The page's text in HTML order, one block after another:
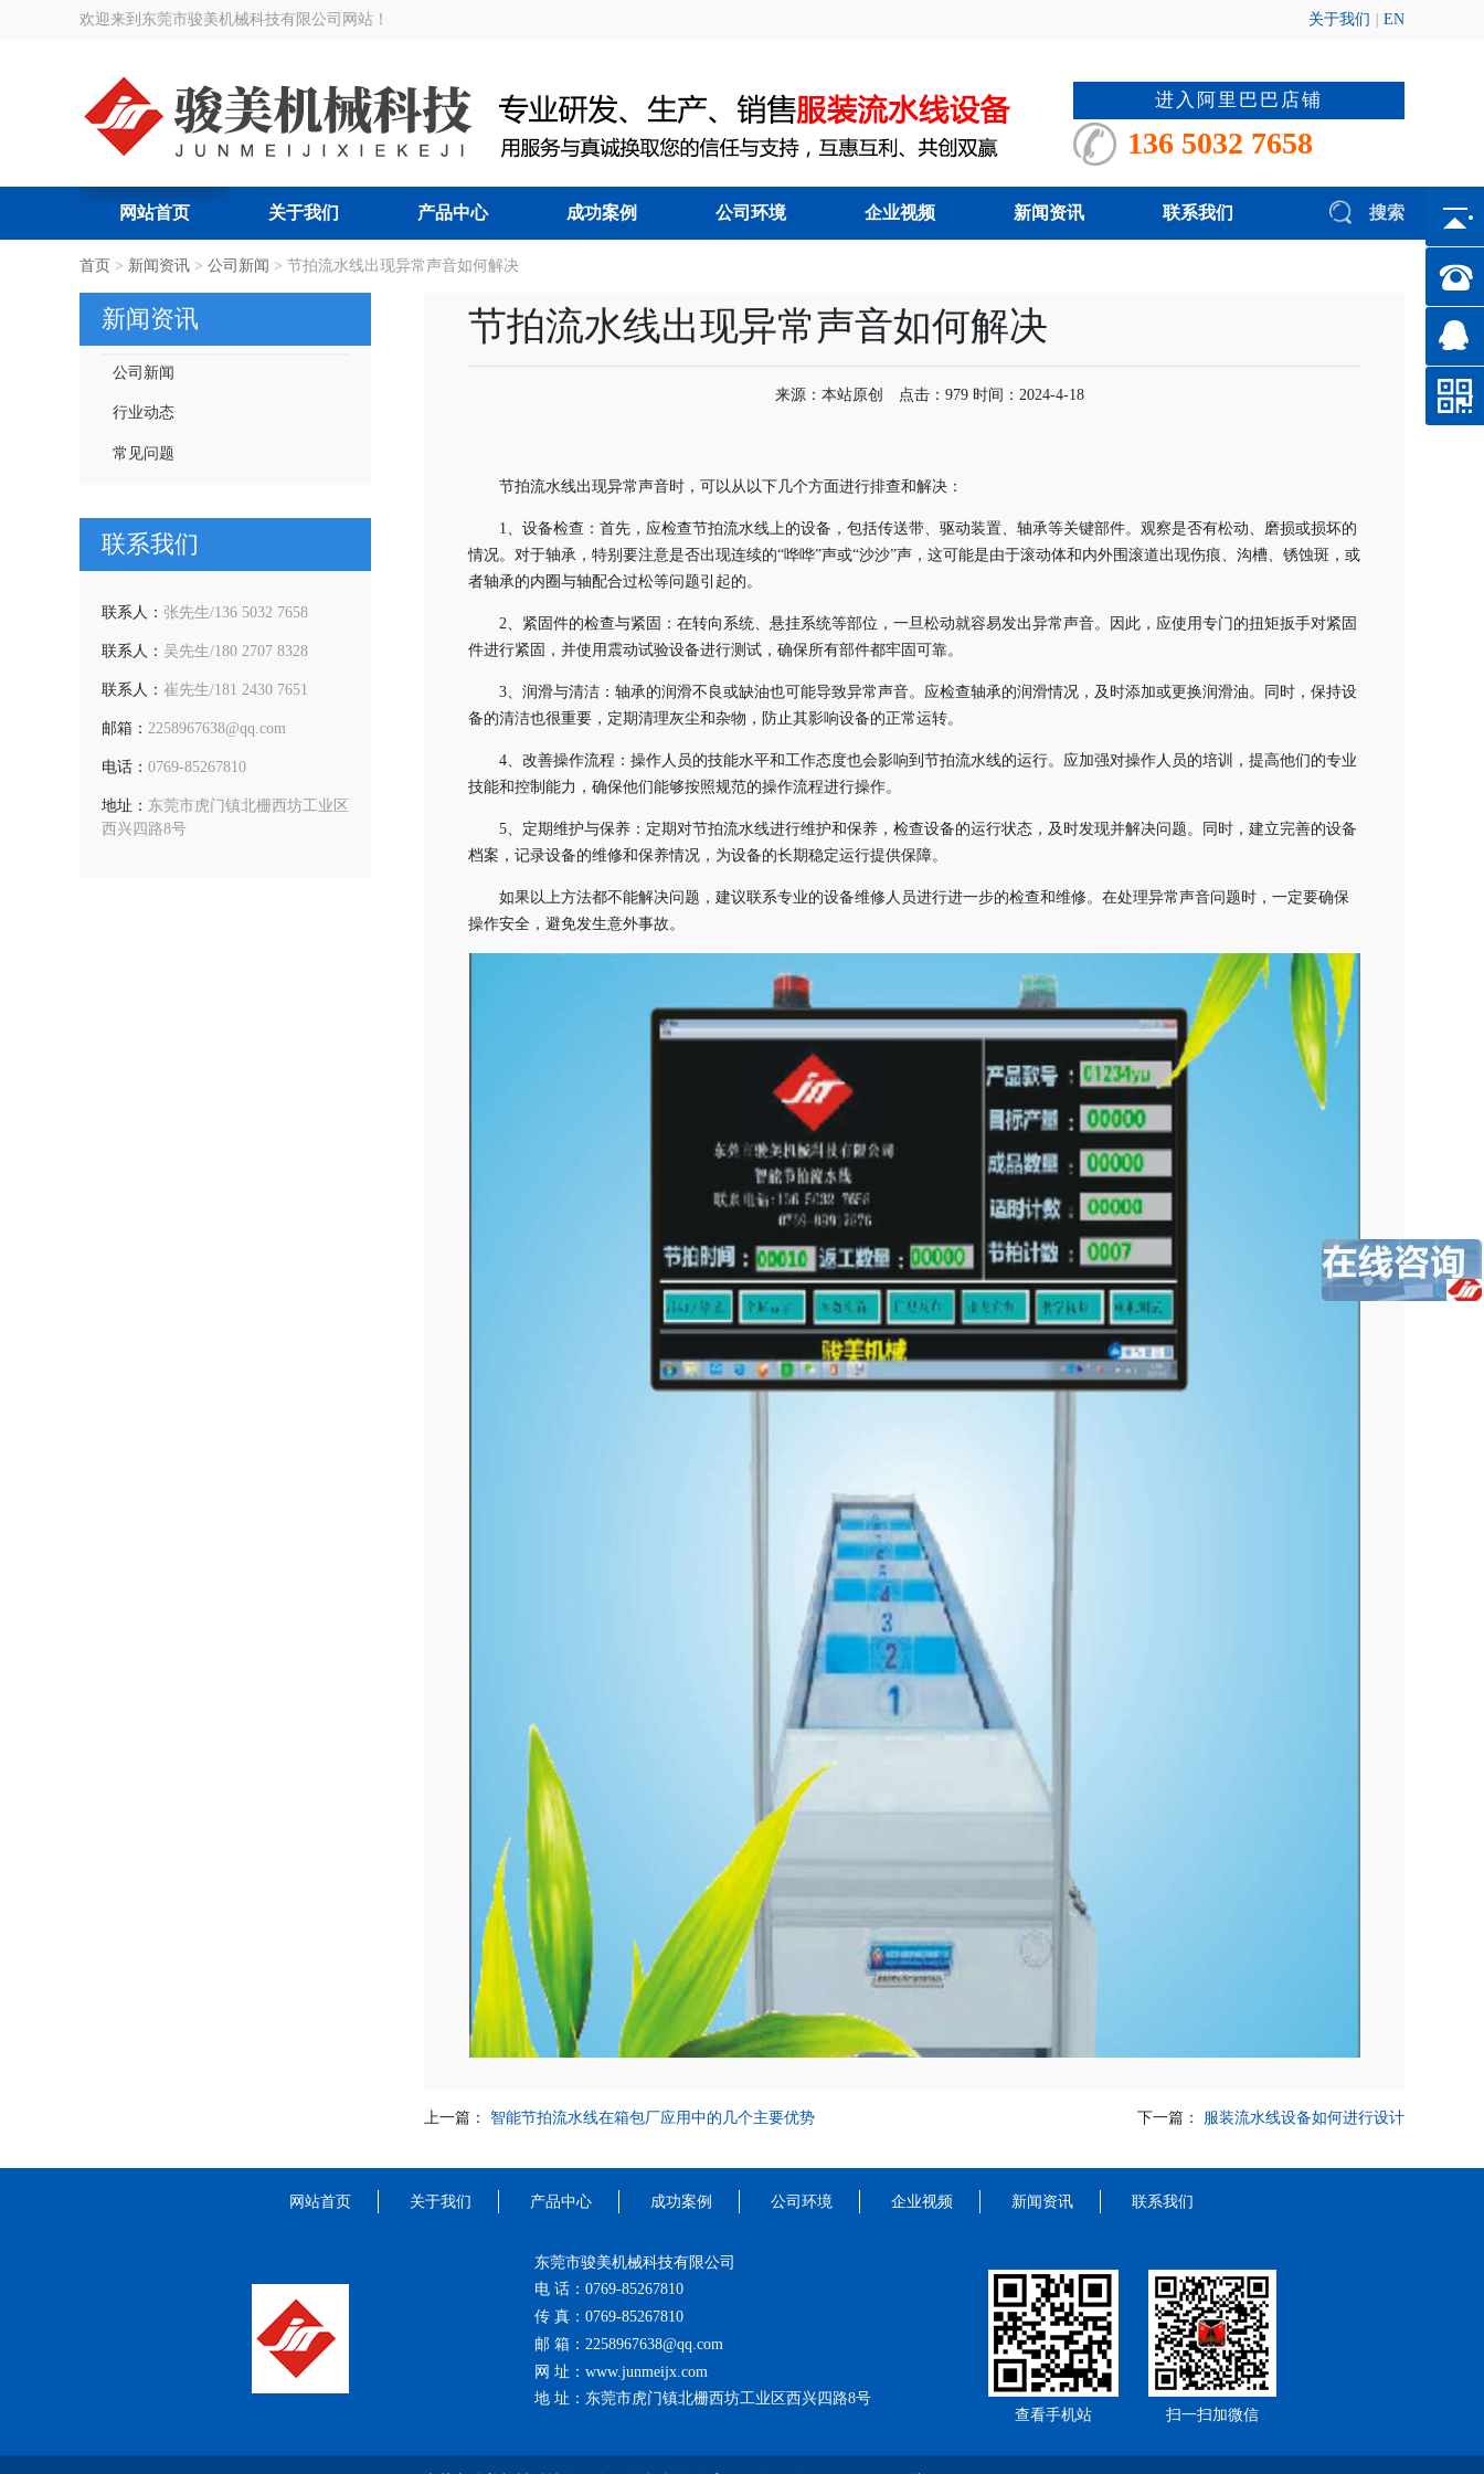
欢迎来到东莞市骏美机械科技有限公司网站！ 关于我们 EN
进入阿里巴巴店铺
136 5032 7658
网站首页 关于我们 产品中心 成功案例 公司环境 企业视频 新闻资讯 联系我们 搜索
搜索关键词: 智能节拍流水线 | 智能吊挂流水线 | 服装厂智能节拍流水线
首页 > 新闻资讯 > 公司新闻 > 节拍流水线出现异常声音如何解决
节拍流水线出现异常声音如何解决
来源：本站原创 点击：979 时间：2024-4-18
节拍流水线出现异常声音时，可以从以下几个方面进行排查和解决：
1、设备检查：首先，应检查节拍流水线上的设备，包括传送带、驱动装置、轴承等关键部件。观察是否有松动、磨损或损坏的
情况。对于轴承，特别要注意是否出现连续的“哗哗”声或“沙沙”声，这可能是由于滚动体和内外围滚道出现伤痕、沟槽、锈蚀斑，或
者轴承的内圈与轴配合过松等问题引起的。
2、紧固件的检查与紧固：在转向系统、悬挂系统等部位，一旦松动就容易发出异常声音。因此，应使用专门的扭矩扳手对紧固
件进行紧固，并使用震动试验设备进行测试，确保所有部件都牢固可靠。
3、润滑与清洁：轴承的润滑不良或缺油也可能导致异常声音。应检查轴承的润滑情况，及时添加或更换润滑油。同时，保持设
备的清洁也很重要，定期清理灰尘和杂物，防止其影响设备的正常运转。
4、改善操作流程：操作人员的技能水平和工作态度也会影响到节拍流水线的运行。应加强对操作人员的培训，提高他们的专业
技能和控制能力，确保他们能够按照规范的操作流程进行操作。
5、定期维护与保养：定期对节拍流水线进行维护和保养，检查设备的运行状态，及时发现并解决问题。同时，建立完善的设备
档案，记录设备的维修和保养情况，为设备的长期稳定运行提供保障。
如果以上方法都不能解决问题，建议联系专业的设备维修人员进行进一步的检查和维修。在处理异常声音问题时，一定要确保
操作安全，避免发生意外事故。
上一篇： 智能节拍流水线在箱包厂应用中的几个主要优势 下一篇： 服装流水线设备如何进行设计
新闻资讯
公司新闻
行业动态
常见问题
联系我们
联系人： 张先生/136 5032 7658
联系人： 吴先生/180 2707 8328
联系人： 崔先生/181 2430 7651
邮箱： 2258967638@qq.com
电话： 0769-85267810
地址： 东莞市虎门镇北栅西坊工业区
西兴四路8号
网站首页 关于我们 产品中心 成功案例 公司环境 企业视频 新闻资讯 联系我们
东莞市骏美机械科技有限公司
电 话：0769-85267810
传 真：0769-85267810
邮 箱：2258967638@qq.com
网 址：www.junmeijx.com
地 址：东莞市虎门镇北栅西坊工业区西兴四路8号
查看手机站
扫一扫加微信